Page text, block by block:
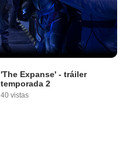
'The Expanse' - tráiler
temporada 2
40 vistas